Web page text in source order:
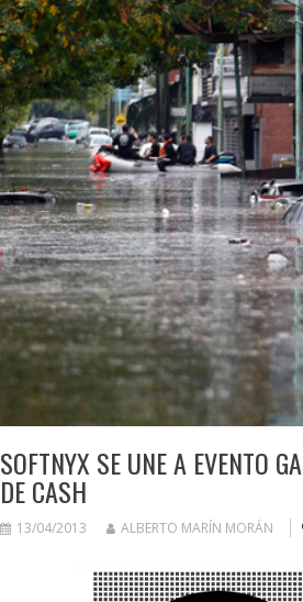
SOFTNYX SE UNE A EVENTO
DE CASH
13/04/2013 ALBERTO MARÍN MORÁN